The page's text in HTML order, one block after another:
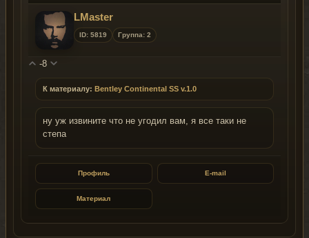
LMaster
ID: 5819 Группа: 2
-8
К материалу: Bentley Continental SS v.1.0
ну уж извините что не угодил вам, я все таки не
степа
Профиль E-mail
Материал